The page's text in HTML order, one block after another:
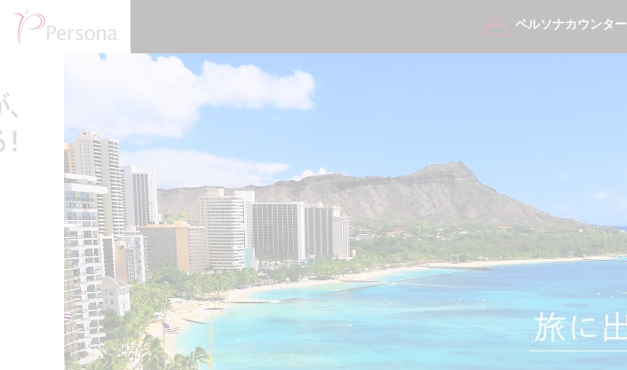
ペルソナカウンター